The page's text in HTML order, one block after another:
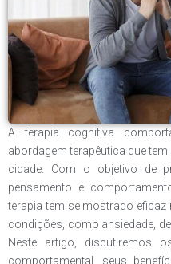
A terapia cognitiva
abordagem terapêutica que
cidade. Com o objetivo de
pensamento e
terapia tem se mostrado eficaz
condições, como ansiedade,
Neste artigo, discutiremos
comportamental, seus